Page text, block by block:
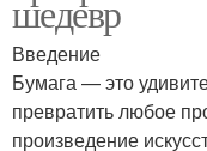
шедевр
Введение
Бумага — это
превратить любое
произведение